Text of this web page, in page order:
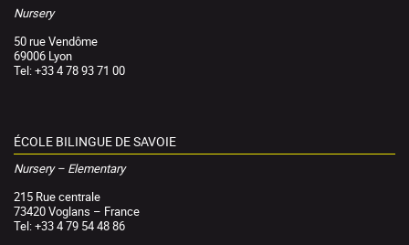
Nursery
50 rue Vendôme
69006 Lyon
Tel: +33 4 78 93 71 00
ÉCOLE BILINGUE DE SAVOIE
Nursery – Elementary
215 Rue centrale
73420 Voglans – France
Tel: +33 4 79 54 48 86